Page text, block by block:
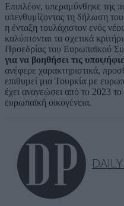
Επιπλέον, υπεραμύνθηκε της
υπενθυμίζοντας τη δήλωση
η ένταξη τουλάχιστον ενός
καλύπτονται τα σχετικά
Προεδρίας του Ευρωπαϊκού
για να βοηθήσει τις
ανέφερε χαρακτηριστικά,
επιθυμεί μια Τουρκία με
έχει ανανεώσει από το 2023
ευρωπαϊκή οικογένεια.